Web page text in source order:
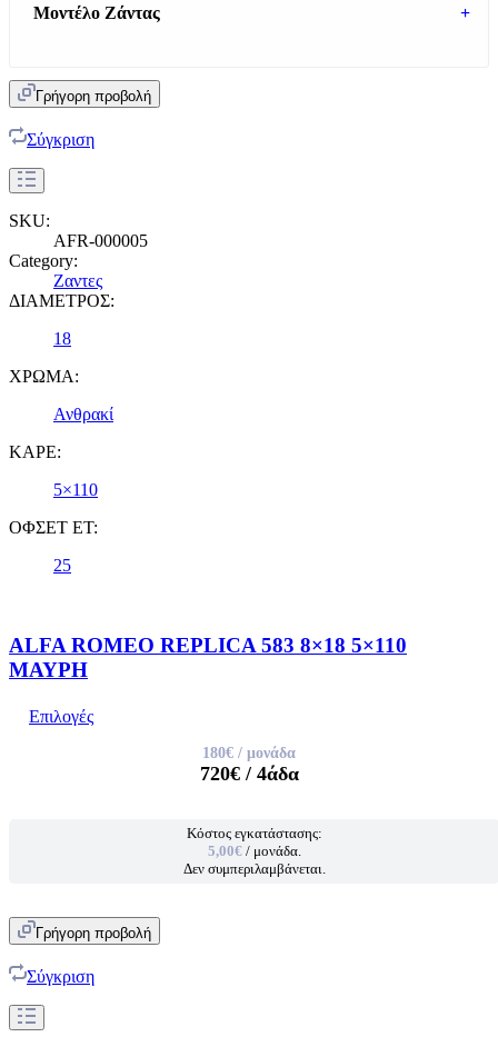
Μοντέλο Ζάντας +
Γρήγορη προβολή
Σύγκριση
SKU:
AFR-000005
Category:
Ζαντες
ΔΙΑΜΕΤΡΟΣ:
18
ΧΡΩΜΑ:
Ανθρακί
ΚΑΡΕ:
5×110
ΟΦΣΕΤ ET:
25
ALFA ROMEO REPLICA 583 8×18 5×110
ΜΑΥΡΗ
Επιλογές
180€ / μονάδα
720€/ 4άδα
Κόστος εγκατάστασης:
5,00€ / μονάδα.
Δεν συμπεριλαμβάνεται.
Γρήγορη προβολή
Σύγκριση